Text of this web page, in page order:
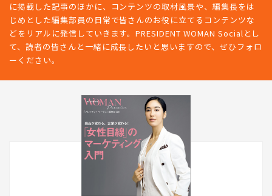
に掲載した記事のほかに、コンテンツの取材風景や、編集長をは
じめとした編集部員の日常で皆さんのお役に立てるコンテンツな
どをリアルに発信していきます。PRESIDENT WOMAN Socialとし
て、読者の皆さんと一緒に成長したいと思いますので、ぜひフォロ
ーください。